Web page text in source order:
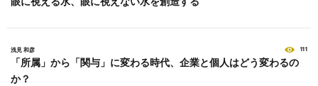
浅見 和彦 111
「所属」から「関与」に変わる時代、企業と個人はどう変わるの
か？